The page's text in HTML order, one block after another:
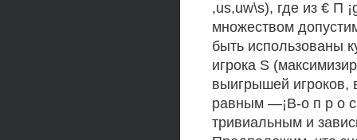
,us,uw\s), где из € П
множеством
быть использованы
игрока S
выигрышей игроков,
равным —¡В-о п р о с
тривиальным и